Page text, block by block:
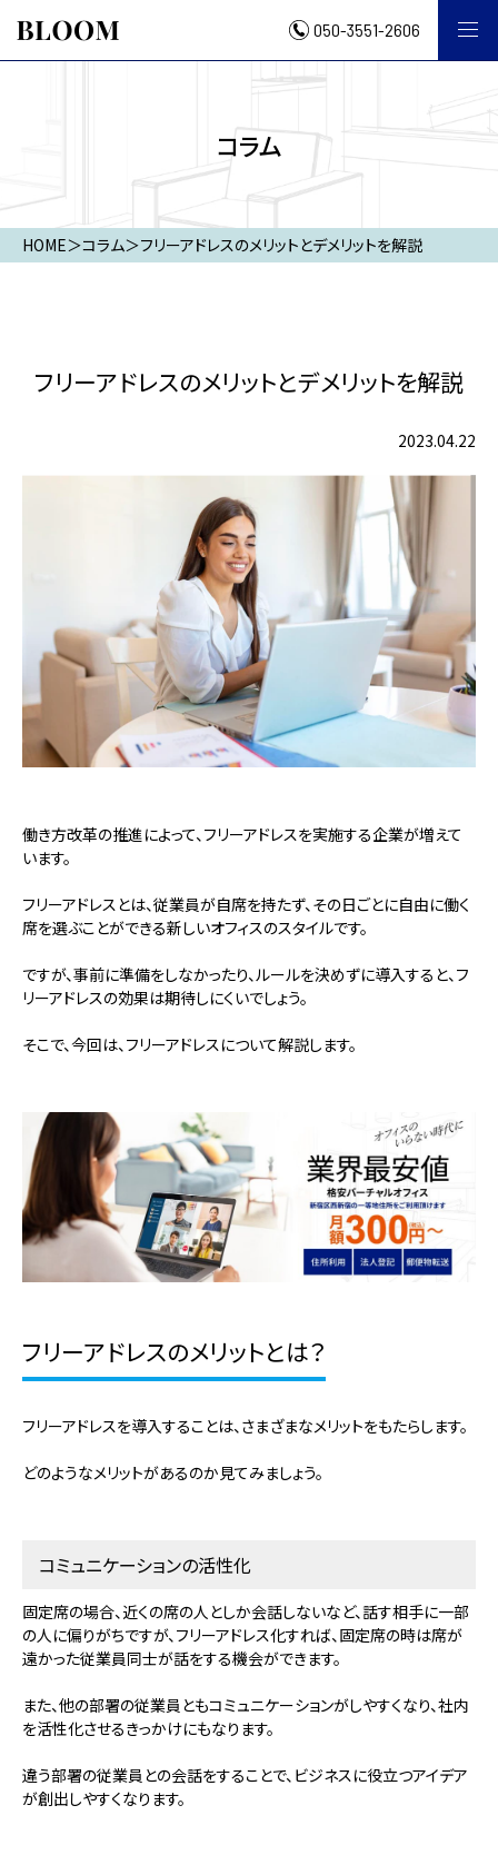
050-3551-2606
コラム
HOME＞コラム＞フリーアドレスのメリットとデメリットを解説
フリーアドレスのメリットとデメリットを解説
2023.04.22
働き方改革の推進によって、フリーアドレスを実施する企業が増えて
います。
フリーアドレスとは、従業員が自席を持たず、その日ごとに自由に働く
席を選ぶことができる新しいオフィスのスタイルです。
ですが、事前に準備をしなかったり、ルールを決めずに導入すると、フ
リーアドレスの効果は期待しにくいでしょう。
そこで、今回は、フリーアドレスについて解説します。
フリーアドレスのメリットとは？
フリーアドレスを導入することは、さまざまなメリットをもたらします。
どのようなメリットがあるのか見てみましょう。
コミュニケーションの活性化
固定席の場合、近くの席の人としか会話しないなど、話す相手に一部
の人に偏りがちですが、フリーアドレス化すれば、固定席の時は席が
遠かった従業員同士が話をする機会ができます。
また、他の部署の従業員ともコミュニケーションがしやすくなり、社内
を活性化させるきっかけにもなります。
違う部署の従業員との会話をすることで、ビジネスに役立つアイデア
が創出しやすくなります。